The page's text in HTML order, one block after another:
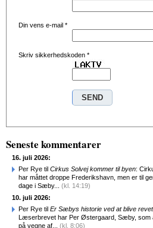
Din vens e-mail *
Skriv sikkerhedskoden *
Seneste kommentarer
16. juli 2026:
Per Rye til Cirkus Solvej kommer til byen:
har måttet droppe Frederikshavn, men er til
dage i Sæby... (kl. 14:19)
10. juli 2026:
Per Rye til Er Sæbys historie ved at blive
Læserbrevet har Per Østergaard, Sæby, som
på vegne af... (kl. 8:06)